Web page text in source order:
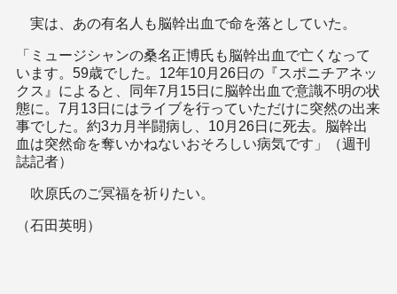
実は、あの有名人も脳幹出血で命を落としていた。
「ミュージシャンの桑名正博氏も脳幹出血で亡くなって
います。59歳でした。12年10月26日の『スポニチアネッ
クス』によると、同年7月15日に脳幹出血で意識不明の状
態に。7月13日にはライブを行っていただけに突然の出来
事でした。約3カ月半闘病し、10月26日に死去。脳幹出
血は突然命を奪いかねないおそろしい病気です」（週刊
誌記者）
吹原氏のご冥福を祈りたい。
（石田英明）